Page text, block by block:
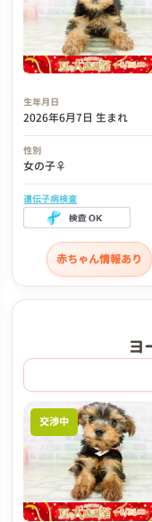
生年月日
2026年6月7日 生まれ
性別
女の子♀
遺伝子病検査
赤ちゃん情報あり
ヨ
交渉中